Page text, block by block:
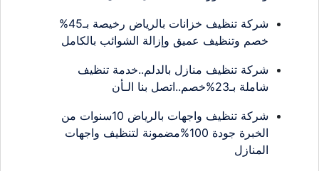
شركة تنظيف خزانات بالرياض رخيصة بـ45%
خصم وتنظيف عميق وإزالة الشوائب بالكامل
شركة تنظيف منازل بالدلم..خدمة تنظيف
شاملة بـ23%خصم..اتصل بنا الـأن
شركة تنظيف واجهات بالرياض 10سنوات من
الخبرة جودة 100%مضمونة لتنظيف واجهات
المنازل